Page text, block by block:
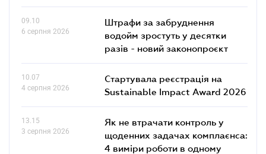
09.10
6 серпня 2026
Штрафи за забруднення
водойм зростуть у десятки
разів - новий законопроєкт
10.07
4 серпня 2026
Стартувала реєстрація на
Sustainable Impact Award 2026
13.15
3 серпня 2026
Як не втрачати контроль у
щоденних задачах комплаєнса:
4 виміри роботи в одному